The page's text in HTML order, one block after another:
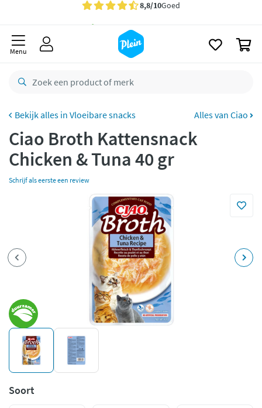
Gratisbezorging vanaf 35,- *
besteld,
retourneren
CO2 neutraal
Betaal met Klarna
Menu
Vloeibare snacks Alles van Ciao
Ciao Broth Kattensnack
Chicken & Tuna 40 gr
Schrijf als eerste een review
Soort